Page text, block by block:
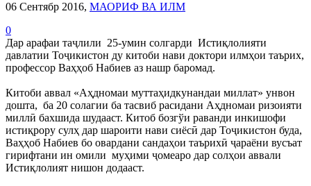
06 Сентябр 2016, МАОРИФ ВА ИЛМ
0
Дар арафаи таҷлили 25-умин солгарди Истиқлолияти
давлатии Тоҷикистон ду китоби нави доктори илмҳои таърих,
профессор Ваҳҳоб Набиев аз нашр баромад.
Китоби аввал «Аҳдномаи муттаҳидкунандаи миллат» унвон
дошта, ба 20 солагии ба тасвиб расидани Аҳдномаи ризоияти
миллӣ бахшида шудааст. Китоб бозгўи раванди инкишофи
истиқрору сулҳ дар шароити нави сиёсӣ дар Тоҷикистон буда,
Ваҳҳоб Набиев бо овардани сандаҳои таърихӣ ҷараёни вусъат
гирифтани ин омили муҳими ҷомеаро дар солҳои аввали
Истиқлолият нишон додааст.